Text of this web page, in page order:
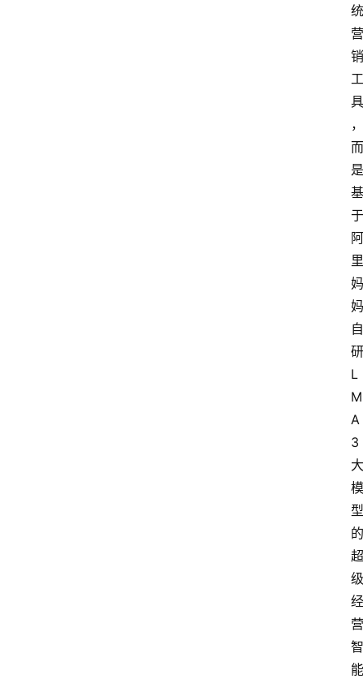
统
营
销
工
具
，
而
是
基
于
阿
里
妈
妈
自
研
L
M
A
3
大
模
型
的
超
级
经
营
智
能